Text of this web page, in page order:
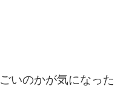
いのかが気になった